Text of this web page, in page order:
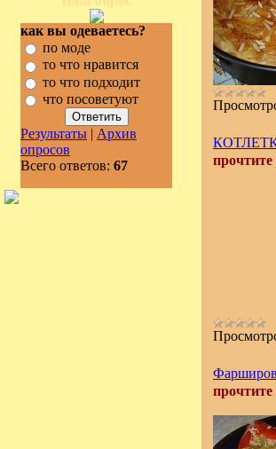
как вы одеваетесь?
по моде
то что нравится
то что подходит
что посоветуют
Результаты | Архив
опросов
Всего ответов: 67